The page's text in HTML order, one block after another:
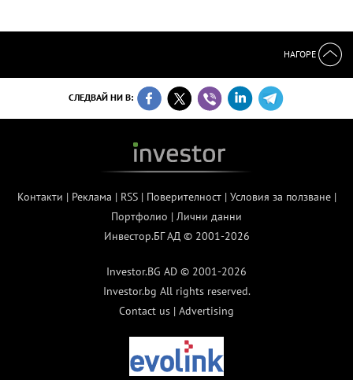
НАГОРЕ
СЛЕДВАЙ НИ В:
Контакти | Реклама | RSS| Поверителност| Условия за ползване|
Портфолио | Лични данни
Инвестор.БГ АД © 2001-2026
Investor.BG AD © 2001-2026
Investor.bg All rights reserved.
Contact us | Advertising